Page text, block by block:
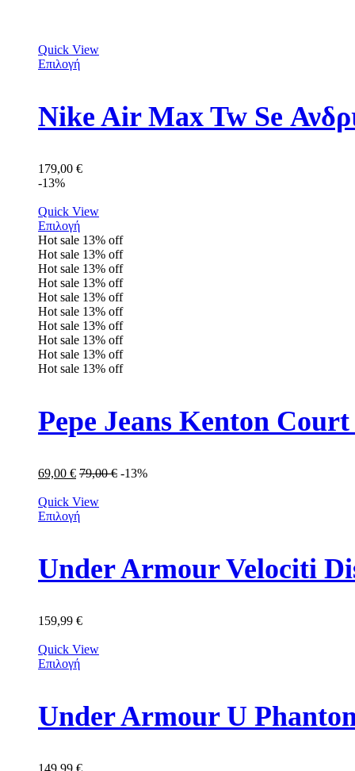
Quick View
Επιλογή
Nike Air Max Tw Se
179,00 €
-13%
Quick View
Επιλογή
Hot sale 13% off
Hot sale 13% off
Hot sale 13% off
Hot sale 13% off
Hot sale 13% off
Hot sale 13% off
Hot sale 13% off
Hot sale 13% off
Hot sale 13% off
Hot sale 13% off
Pepe Jeans Kenton
69,00 € 79,00€ -13%
Quick View
Επιλογή
Under Armour Velociti
159,99 €
Quick View
Επιλογή
149,99 €